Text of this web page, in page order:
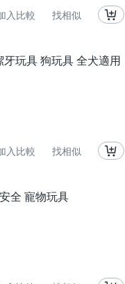
入比較 找相似
玩具 狗玩具 全犬適用
入比較 找相似
全 寵物玩具